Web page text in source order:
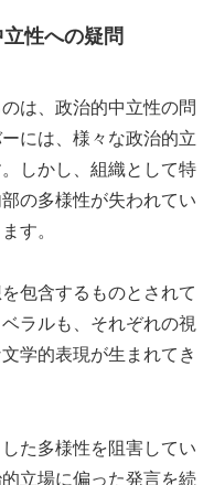
性への疑問
は、政治的中立性の問
には、様々な政治的立
しかし、組織として特
の多様性が失われてい
す。
包含するものとされて
ラルも、それぞれの視
学的表現が生まれてき
た多様性を阻害してい
立場に偏った発言を続